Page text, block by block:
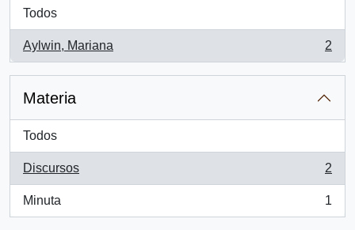
Todos
Aylwin, Mariana
, 2 resultados
2
Materia
Todos
Discursos
, 2 resultados
2
Minuta
, 1 resultados
1